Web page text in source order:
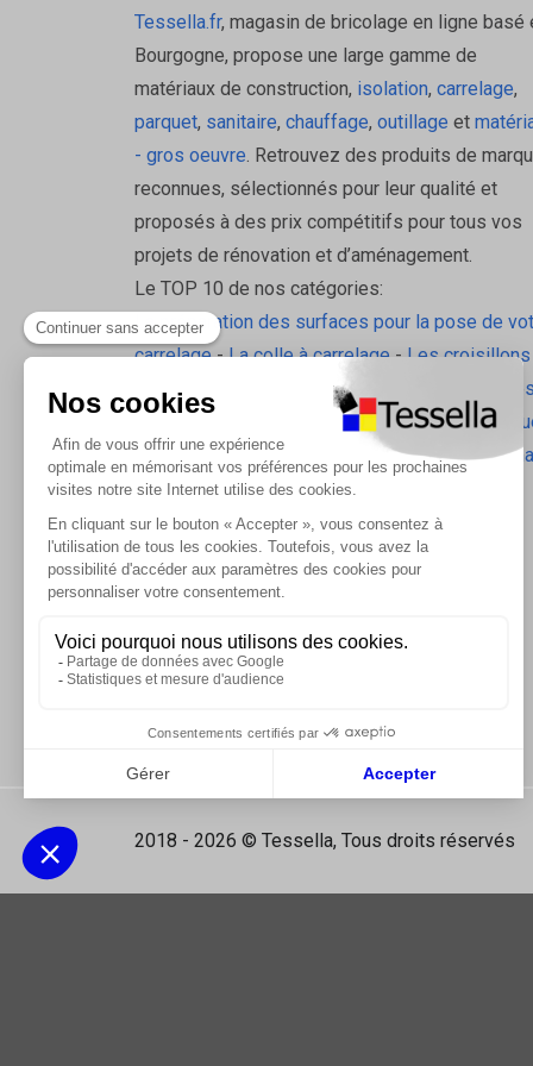
Adaptée à des poses intérieures et extérieures
Domaines d’application
Sols & terrasses
Balcons, terrasses et sols soumis aux intempéries
Intérieur
Salles de bains, douches ou zones humides où le
Grandes dalles & carrelages
Recommandé pour pose de carreaux de grand
FAQ – Questions fréquentes
À quoi sert DITRA-DRAIN 4 ?
Elle assure drainage capillaire, ventilation et
Peut-elle être utilisée en extérieur ?
Peut-on poser le carrelage immédiatement ?
En général, la natte peut être intégrée dans le
Vidéos
Tessella.fr, magasin de bricolage en ligne basé
Bourgogne, propose une large gamme de
matériaux de construction, isolation, carrelage,
parquet, sanitaire, chauffage, outillage et
- gros oeuvre . Retrouvez des produits de
reconnues, sélectionnés pour leur qualité et
proposés à des prix compétitifs pour tous vos
projets de rénovation et d’aménagement.
Le TOP 10 de nos catégories:
La préparation des surfaces pour la pose de
carrelage-La colle à carrelage- Les croisillons
pavilift
Le carrelage sol intérieur
Les
-L'isolation
Les accessoires d'isolation
Radiateurs
Les tablettes de douche
2018 - 2026 © Tessella, Tous droits réservés